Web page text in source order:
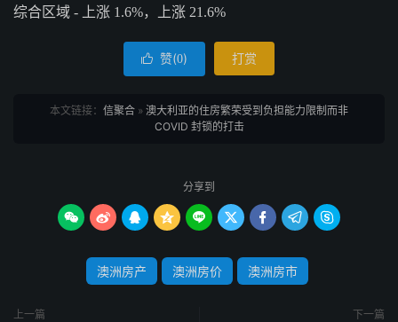
综合区域 - 上涨 1.6%，上涨 21.6%
 赞(0) 打赏
本文链接： 信聚合 » 澳大利亚的住房繁荣受到负担能力限制而非
COVID 封锁的打击
分享到
        
澳洲房产 澳洲房价 澳洲房市
上一篇 下一篇